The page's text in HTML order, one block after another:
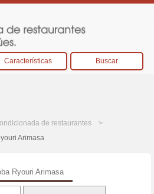
Características Buscar
de restaurantes
Arimasa
Ryouri Arimasa